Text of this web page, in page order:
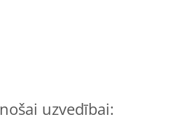
uzvedībai: